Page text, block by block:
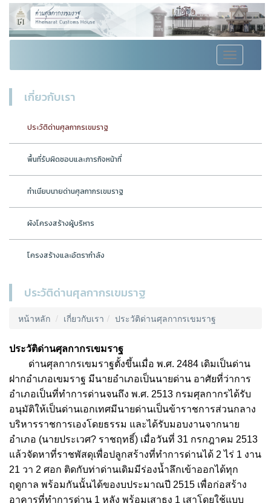
Toggle
navigation
เกี่ยวกับเรา
ประวัติด่านศุลกากรเขมราฐ
พื้นที่รับผิดชอบและภารกิจหน้าที่
ทำเนียบนายด่านศุลกากรเขมราฐ
ผังโครงสร้างผู้บริหาร
โครงสร้างและอัตรากำลัง
ประวัติด่านศุลกากรเขมราฐ
หน้าหลัก เกี่ยวกับเรา ประวัติด่านศุลกากรเขมราฐ
ประวัติด่านศุลกากรเขมราฐ
ด่านศุลกากรเขมราฐตั้งขึ้นเมื่อ พ.ศ. 2484 เดิมเป็นด่าน
ฝากอำเภอเขมราฐ มีนายอำเภอเป็นนายด่าน อาศัยที่ว่าการ
อำเภอเป็นที่ทำการด่านจนถึง พ.ศ. 2513 กรมศุลกากรได้รับ
อนุมัติให้เป็นด่านเอกเทศมีนายด่านเป็นข้าราชการส่วนกลาง
บริหารราชการเองโดยธรรม และได้รับมอบงานจากนาย
อำเภอ (นายประเวศ? ราชฤทธิ์) เมื่อวันที่ 31 กรกฎาคม 2513
แล้วจัดหาที่ราชพัสดุเพื่อปลูกสร้างที่ทำการด่านได้ 2ไร่ 1 งาน
21 วา 2 ศอก ติดกับท่าด่านเดิมมีร่องน้ำลึกเข้าออกได้ทุก
ฤดูกาล พร้อมกันนั้นได้ของบประมาณปี 2515 เพื่อก่อสร้าง
อาคารที่ทำการด่าน 1 หลัง พร้อมเสาธง 1 เสาโดยใช้แบบ